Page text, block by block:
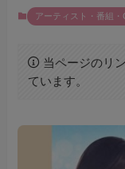
アーティスト・番組・
当ページのリ
ています。